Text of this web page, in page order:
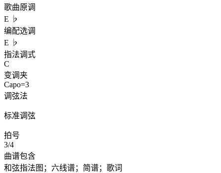
歌曲原调
E ♭
编配选调
E ♭
指法调式
C
变调夹
Capo=3
调弦法
标准调弦
拍号
3/4
曲谱包含
和弦指法图；六线谱；简谱；歌词